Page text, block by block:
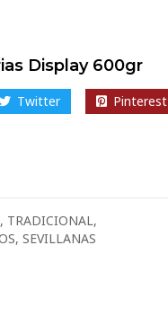
Display 600gr
Twitter Pinterest
, TRADICIONAL,
, SEVILLANAS